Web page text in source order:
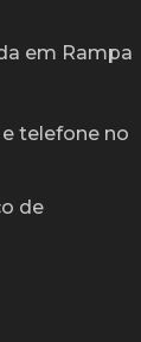
em Rampa
telefone no
de